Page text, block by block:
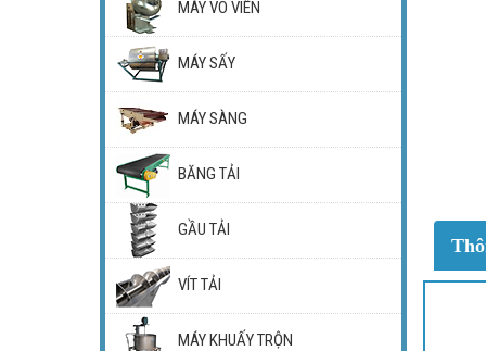
MÁY VO VIÊN
MÁY SẤY
MÁY SÀNG
BĂNG TẢI
GẦU TẢI
VÍT TẢI
MÁY KHUẤY TRỘN